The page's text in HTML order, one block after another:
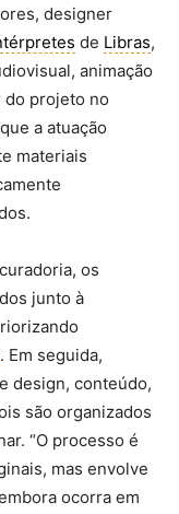
designer
de Libras,
animação
do projeto no
a atuação
materiais
os
junto à
. Em seguida,
design, conteúdo,
são organizados
“O processo é
mas envolve
ocorra em